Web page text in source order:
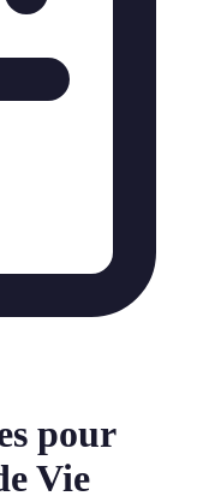
pour
Vie